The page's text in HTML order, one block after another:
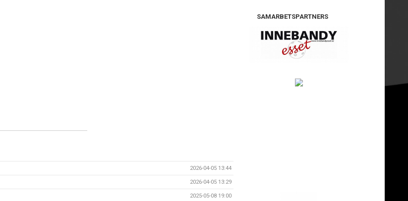
2026-04-05 13:44
2026-04-05 13:29
2025-05-08 19:00
SAMARBETSPARTNERS